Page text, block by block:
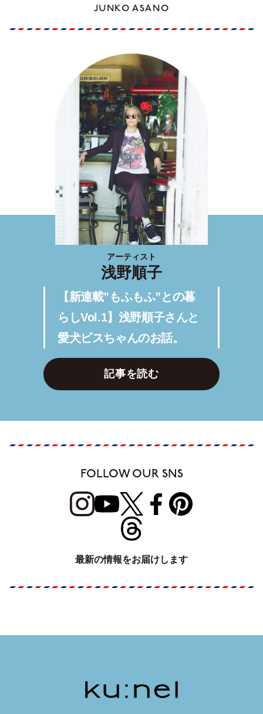
JUNKO ASANO
アーティスト
浅野順子
【新連載”もふもふ”との暮
らしVol.1】浅野順子さんと
愛犬ビスちゃんのお話。
記事を読む
FOLLOW OUR SNS
最新の情報をお届けします